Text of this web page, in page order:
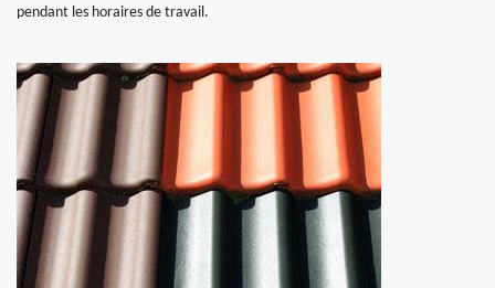
pendant les horaires de travail.